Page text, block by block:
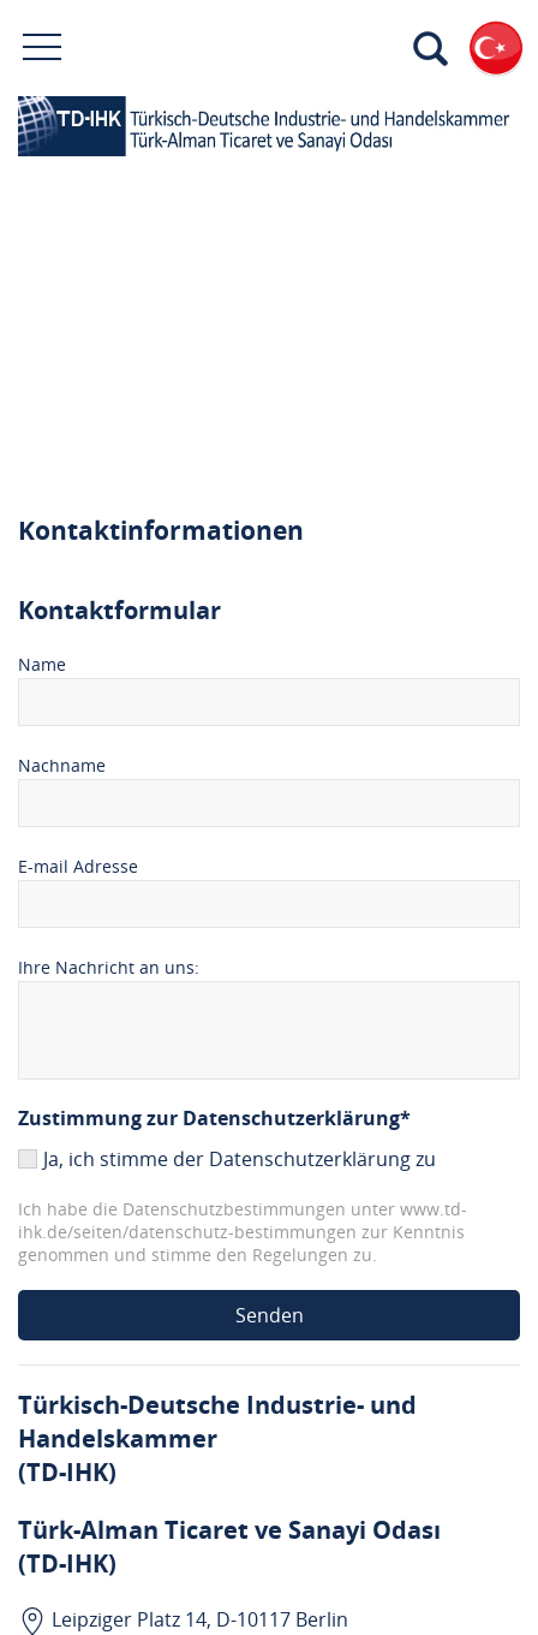
Kontaktinformationen
Kontaktformular
Name
Nachname
E-mail Adresse
Ihre Nachricht an uns:
Zustimmung zur Datenschutzerklärung*
Ja, ich stimme der Datenschutzerklärung zu
Ich habe die Datenschutzbestimmungen unter www.td-
ihk.de/seiten/datenschutz-bestimmungen zur Kenntnis
genommen und stimme den Regelungen zu.
Senden
Türkisch-Deutsche Industrie- und
Handelskammer
(TD-IHK)
Türk-Alman Ticaret ve Sanayi Odası
(TD-IHK)
Leipziger Platz 14, D-10117 Berlin